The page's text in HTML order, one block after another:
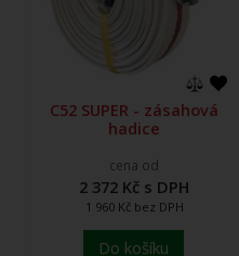
C52 SUPER - zásahová
hadice
cena od
2 372 Kč s DPH
1 960 Kč bez DPH
Do košíku